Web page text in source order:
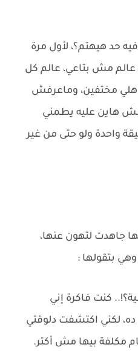
حد هيهتم؟، لأول مرة
مش بتاعي، عالم كل
أهلي مختفين، وماعرفش
مش هاين عليه يطمني
واحدة ولو حتى من غير
جاهدت لتهون عنها،
بتقولها :
كنت فاكرة إني
لكني اكتشفت دلوقتي
مكلفة بيها مش أكتر.